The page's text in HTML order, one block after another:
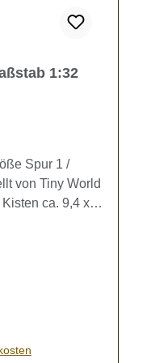
1:32
Spur 1 /
von Tiny World
ca. 9,4 x